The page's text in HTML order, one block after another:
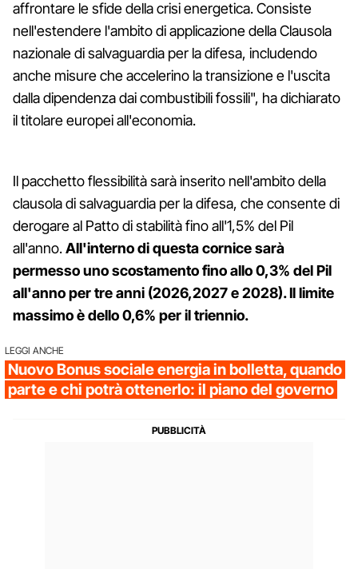
affrontare le sfide della crisi energetica. Consiste
nell'estendere l'ambito di applicazione della Clausola
nazionale di salvaguardia per la difesa, includendo
anche misure che accelerino la transizione e l'uscita
dalla dipendenza dai combustibili fossili", ha dichiarato
il titolare europei all'economia.
Il pacchetto flessibilità sarà inserito nell'ambito della
clausola di salvaguardia per la difesa, che consente di
derogare al Patto di stabilità fino all'1,5% del Pil
all'anno.All'interno di questa cornice sarà
permesso uno scostamento fino allo 0,3% del Pil
all'anno per tre anni (2026,2027 e 2028). Il limite
massimo è dello 0,6% per il triennio.
LEGGI ANCHE
Nuovo Bonus sociale energia in bolletta, quando
parte e chi potrà ottenerlo: il piano del governo